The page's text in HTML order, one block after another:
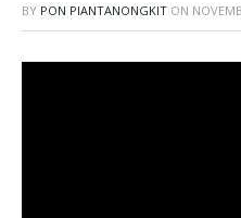
BY PON PIANTANONGKIT ON